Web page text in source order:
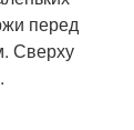
перед
Сверху